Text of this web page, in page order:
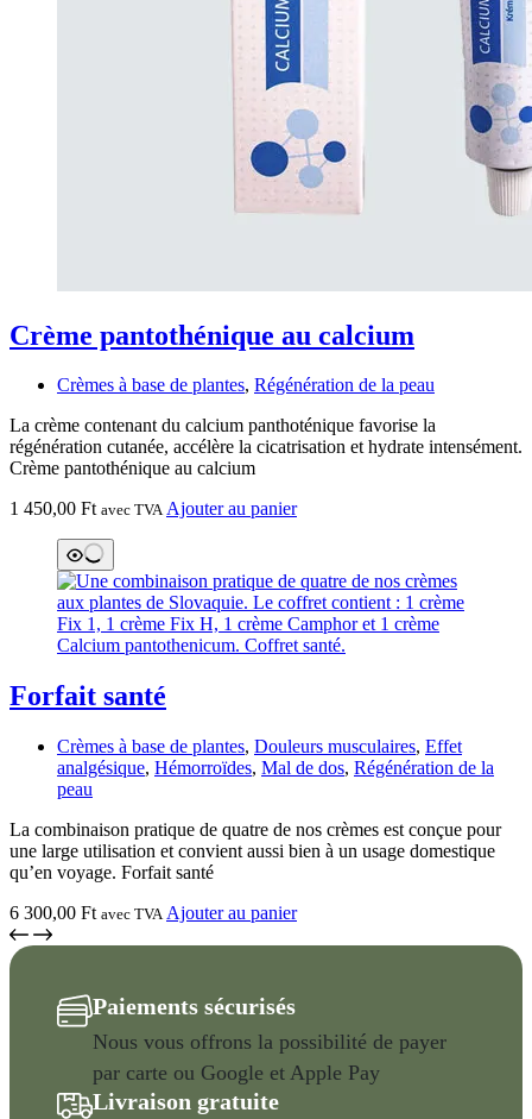
Crème pantothénique au calcium
Crèmes à base de plantes, Régénération de la peau
La crème contenant du calcium panthoténique favorise la
régénération cutanée, accélère la cicatrisation et hydrate intensément.
Crème pantothénique au calcium
1 450,00 Ft avec TVA Ajouter au panier
Forfait santé
Crèmes à base de plantes, Douleurs musculaires, Effet
analgésique, Hémorroïdes, Mal de dos, Régénération de la
peau
La combinaison pratique de quatre de nos crèmes est conçue pour
une large utilisation et convient aussi bien à un usage domestique
qu’en voyage. Forfait santé
6 300,00 Ft avec TVA Ajouter au panier
Paiements sécurisés
Nous vous offrons la possibilité de payer
par carte ou Google et Apple Pay
Livraison gratuite